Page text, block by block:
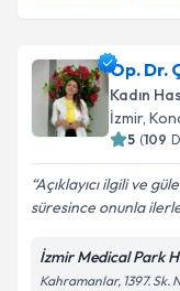
Op. Dr.
Kadın
İzmir,
5 (109
Açıklayıcı ilgili ve
süresince onunla
İzmir Medical Park
Kahramanlar, 1397. Sk.